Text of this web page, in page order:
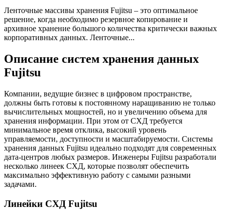
Ленточные массивы хранения Fujitsu – это оптимальное
решение, когда необходимо резервное копирование и
архивное хранение большого количества критически важных
корпоративных данных. Ленточные...
Описание систем хранения данных
Fujitsu
Компании, ведущие бизнес в цифровом пространстве,
должны быть готовы к постоянному наращиванию не только
вычислительных мощностей, но и увеличению объема для
хранения информации. При этом от СХД требуется
минимальное время отклика, высокий уровень
управляемости, доступности и масштабируемости. Системы
хранения данных Fujitsu идеально подходят для современных
дата-центров любых размеров. Инженеры Fujitsu разработали
несколько линеек СХД, которые позволят обеспечить
максимально эффективную работу с самыми разными
задачами.
Линейки СХД Fujitsu